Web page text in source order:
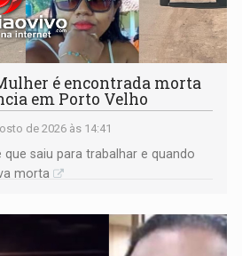
é encontrada morta
em Porto Velho
de 2026 às 14:41
que saiu para trabalhar e quando
morta